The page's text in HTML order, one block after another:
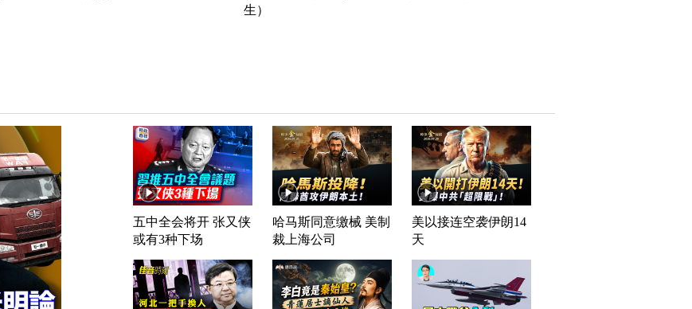
生）
五中全会将开 张又侠
或有3种下场
哈马斯同意缴械 美制
裁上海公司
美以接连空袭伊朗14
天